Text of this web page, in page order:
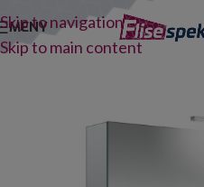
Skip to navigation
Skip to main content
MENY